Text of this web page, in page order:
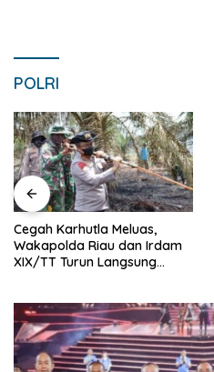
POLRI
Cegah Karhutla Meluas,
Wakapolda Riau dan Irdam
XIX/TT Turun Langsung